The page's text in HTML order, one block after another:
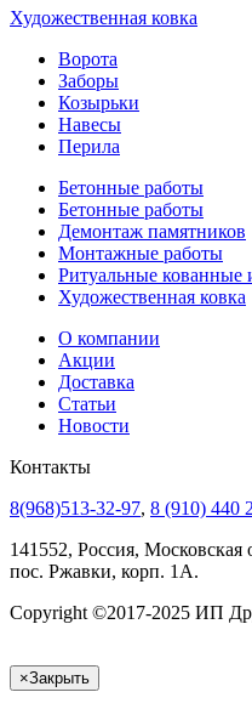
Художественная ковка
Ворота
Заборы
Козырьки
Навесы
Перила
Бетонные работы
Бетонные работы
Демонтаж памятников
Монтажные работы
Ритуальные кованные
Художественная ковка
О компании
Акции
Доставка
Статьи
Новости
Контакты
8(968)513-32-97, 8 (910) 440
141552, Россия,
пос. Ржавки, корп. 1А.
Copyright ©2017-2025 ИП
×Закрыть